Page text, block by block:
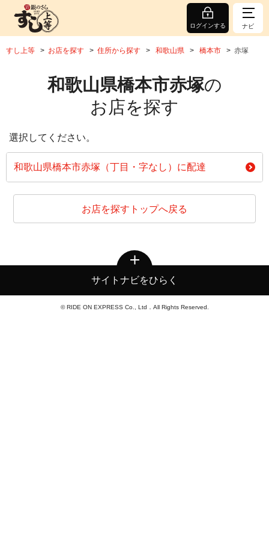
ログインする ナビ
すし上等 お店を探す 住所から探す 和歌山県 橋本市 赤塚
和歌山県橋本市赤塚の
お店を探す
選択してください。
和歌山県橋本市赤塚（丁目・字なし）に配達
お店を探すトップへ戻る
サイトナビをひらく
© RIDE ON EXPRESS Co., Ltd．All Rights Reserved.